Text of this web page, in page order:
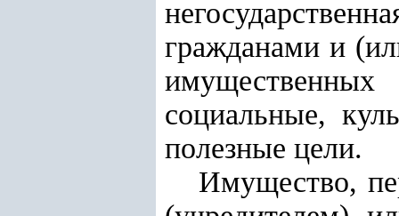
гражданами и
социальные,
полезные цели.
Имущество,